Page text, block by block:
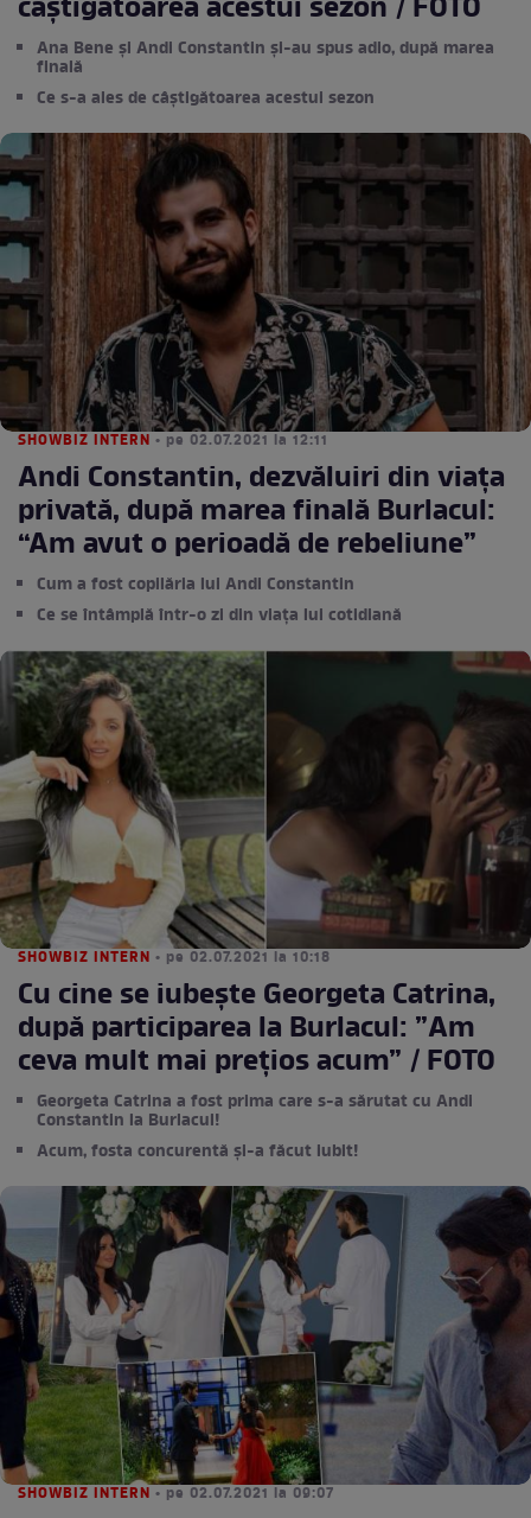
câștigătoarea acestui sezon / FOTO
Ana Bene și Andi Constantin și-au spus adio, după marea
finală
Ce s-a ales de câștigătoarea acestui sezon
SHOWBIZ INTERN • pe 02.07.2021 la 12:11
Andi Constantin, dezvăluiri din viața
privată, după marea finală Burlacul:
“Am avut o perioadă de rebeliune”
Cum a fost copilăria lui Andi Constantin
Ce se întâmplă într-o zi din viața lui cotidiană
SHOWBIZ INTERN • pe 02.07.2021 la 10:18
Cu cine se iubește Georgeta Catrina,
după participarea la Burlacul: ”Am
ceva mult mai prețios acum” / FOTO
Georgeta Catrina a fost prima care s-a sărutat cu Andi
Constantin la Burlacul!
Acum, fosta concurentă și-a făcut iubit!
SHOWBIZ INTERN • pe 02.07.2021 la 09:07